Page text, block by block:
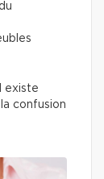
existe
confusion